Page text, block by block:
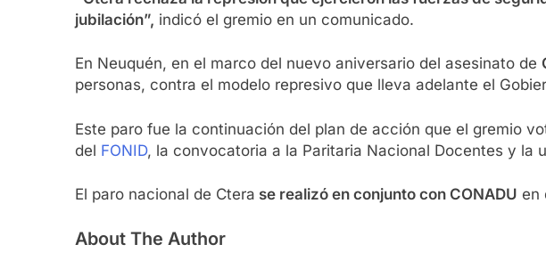
jubilación”, indicó el gremio en un comunicado.
En Neuquén, en el marco del nuevo aniversario del asesinato de
personas, contra el modelo represivo que lleva adelante el
Este paro fue la continuación del plan de acción que el gremio
del FONID, la convocatoria a la Paritaria Nacional Docentes y la
El paro nacional de Ctera se realizó en conjunto con CONADU en
About The Author